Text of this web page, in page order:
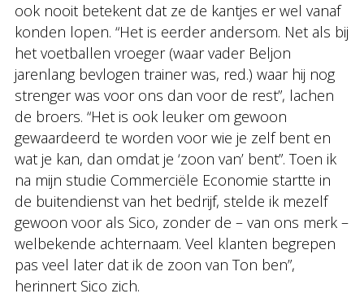
ook nooit betekent dat ze de kantjes er wel vanaf
konden lopen. “Het is eerder andersom. Net als bij
het voetballen vroeger (waar vader Beljon
jarenlang bevlogen trainer was, red.) waar hij nog
strenger was voor ons dan voor de rest”, lachen
de broers. “Het is ook leuker om gewoon
gewaardeerd te worden voor wie je zelf bent en
wat je kan, dan omdat je ‘zoon van’ bent”. Toen ik
na mijn studie Commerciële Economie startte in
de buitendienst van het bedrijf, stelde ik mezelf
gewoon voor als Sico, zonder de – van ons merk –
welbekende achternaam. Veel klanten begrepen
pas veel later dat ik de zoon van Ton ben”,
herinnert Sico zich.